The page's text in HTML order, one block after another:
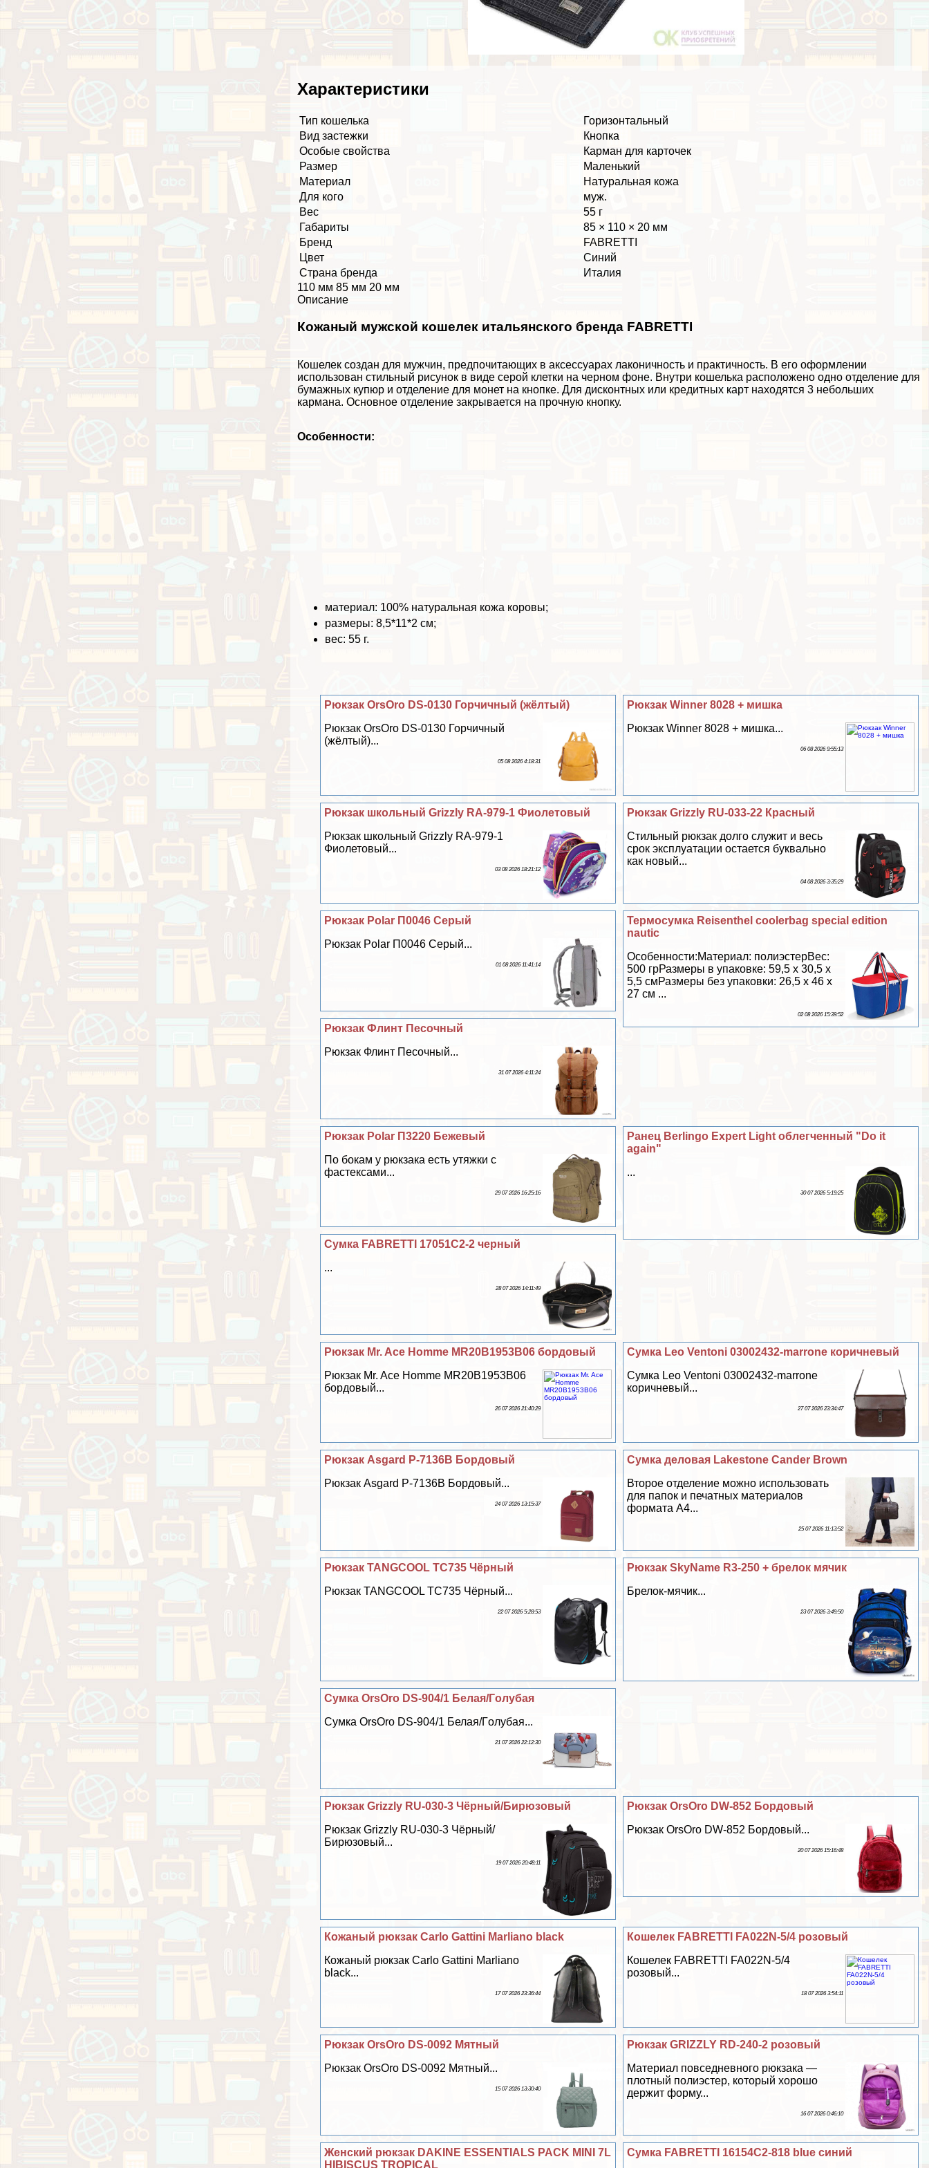
Хаpaктеристики
Тип кошелька
Горизонтальный
Вид застежки
Кнопка
Особые свойства
Карман для карточек
Размер
Маленький
Материал
Натуральная кожа
Для кого
муж.
Вес
55 г
Габариты
85 × 110 × 20 мм
Бренд
FABRETTI
Цвет
Синий
Страна бренда
Италия
110 мм 85 мм 20 мм
Описание
Кожаный мужской кошелек итальянского бренда FABRETTI
Кошелек создан для мужчин, предпочитающих в аксессуарах лаконичность и пpaктичность. В его оформлении
использован стильный рисунок в виде серой клетки на черном фоне. Внутри кошелька расположено одно отделение для
бумажных купюр и отделение для монет на кнопке. Для дисконтных или кредитных карт находятся 3 небольших
кармана. Основное отделение закрывается на прочную кнопку.
Особенности:
материал: 100% натуральная кожа коровы;
размеры: 8,5*11*2 см;
вес: 55 г.
Рюкзак Winner 8028 + мишка
Рюкзак Winner 8028 + мишка...
06 08 2026 9:55:13
Рюкзак OrsOro DS-0130 Горчичный (жёлтый)
Рюкзак OrsOro DS-0130 Горчичный
(жёлтый)...
05 08 2026 4:18:31
Рюкзак Grizzly RU-033-22 Красный
Стильный рюкзак долго служит и весь
срок эксплуатации остается буквально
как новый...
04 08 2026 3:35:29
Рюкзак школьный Grizzly RA-979-1 Фиолетовый
Рюкзак школьный Grizzly RA-979-1
Фиолетовый...
03 08 2026 18:21:12
Термосумка Reisenthel coolerbag special edition
nautic
Особенности:Материал: полиэстерВес:
500 грРазмеры в упаковке: 59,5 х 30,5 х
5,5 смРазмеры без упаковки: 26,5 х 46 х
27 см ...
02 08 2026 15:39:52
Рюкзак Polar П0046 Серый
Рюкзак Polar П0046 Серый...
01 08 2026 11:41:14
Рюкзак Флинт Песочный
Рюкзак Флинт Песочный...
31 07 2026 4:11:24
Ранец Berlingo Expert Light облегченный "Do it
again"
...
30 07 2026 5:19:25
Рюкзак Polar П3220 Бежевый
По бокам у рюкзака есть утяжки с
фастексами...
29 07 2026 16:25:16
Сумка FABRETTI 17051C2-2 черный
...
28 07 2026 14:11:49
Сумка Leo Ventoni 03002432-marrone коричневый
Сумка Leo Ventoni 03002432-marrone
коричневый...
27 07 2026 23:34:47
Рюкзак Mr. Ace Homme MR20B1953B06 бордовый
Рюкзак Mr. Ace Homme MR20B1953B06
бордовый...
26 07 2026 21:40:29
Cумка деловая Lakestone Cander Brown
Второе отделение можно использовать
для папок и печатных материалов
формата А4...
25 07 2026 11:13:52
Рюкзак Asgard Р-7136В Бордовый
Рюкзак Asgard Р-7136В Бордовый...
24 07 2026 13:15:37
Рюкзак SkyName R3-250 + брелок мячик
Брелок-мячик...
23 07 2026 3:49:50
Рюкзак TANGCOOL TC735 Чёрный
Рюкзак TANGCOOL TC735 Чёрный...
22 07 2026 5:28:53
Сумка OrsOro DS-904/1 Белая/Гoлyбая
Сумка OrsOro DS-904/1 Белая/Гoлyбая...
21 07 2026 22:12:30
Рюкзак OrsOro DW-852 Бордовый
Рюкзак OrsOro DW-852 Бордовый...
20 07 2026 15:16:48
Рюкзак Grizzly RU-030-3 Чёрный/Бирюзовый
Рюкзак Grizzly RU-030-3 Чёрный/
Бирюзовый...
19 07 2026 20:48:11
Кошелек FABRETTI FA022N-5/4 розовый
Кошелек FABRETTI FA022N-5/4
розовый...
18 07 2026 3:54:11
Кожаный рюкзак Carlo Gattini Marliano black
Кожаный рюкзак Carlo Gattini Marliano
black...
17 07 2026 23:36:44
Рюкзак GRIZZLY RD-240-2 розовый
Материал повседневного рюкзака —
плотный полиэстер, который хорошо
держит форму...
16 07 2026 0:46:10
Рюкзак OrsOro DS-0092 Мятный
Рюкзак OrsOro DS-0092 Мятный...
15 07 2026 13:30:40
Сумка FABRETTI 16154C2-818 blue синий
Женский рюкзак DAKINE ESSENTIALS PACK MINI 7L
HIBISCUS TROPICAL